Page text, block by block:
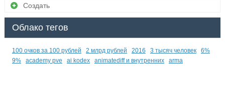
Создать
Облако тегов
100 очков за 100 рублей 2 млрд рублей 2016 3 тысяч человек
6%
9%
academy pve ai kodex animatediff и внутренних arma